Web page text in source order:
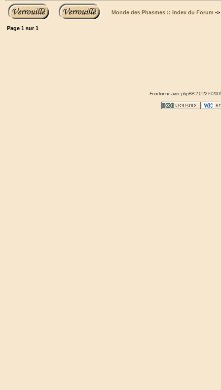
Monde des Phasmes :: Index du Forum ->
Page 1 sur1
Fonctionne avecphpBB2.0.22 ©